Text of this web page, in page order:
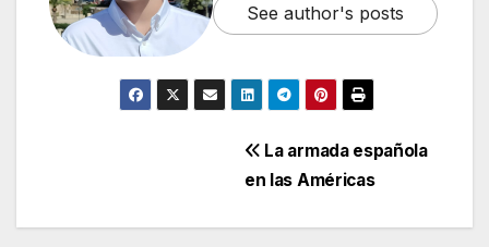
See author's posts
La armada española
en las Américas